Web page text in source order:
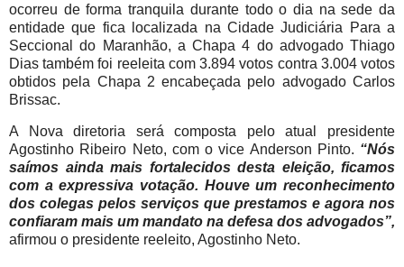
ocorreu de forma tranquila durante todo o dia na sede da
entidade que fica localizada na Cidade Judiciária Para a
Seccional do Maranhão, a Chapa 4 do advogado Thiago
Dias também foi reeleita com 3.894 votos contra 3.004 votos
obtidos pela Chapa 2 encabeçada pelo advogado Carlos
Brissac.
A Nova diretoria será composta pelo atual presidente
Agostinho Ribeiro Neto, com o vice Anderson Pinto. “Nós
saímos ainda mais fortalecidos desta eleição, ficamos
com a expressiva votação. Houve um reconhecimento
dos colegas pelos serviços que prestamos e agora nos
confiaram mais um mandato na defesa dos advogados”,
afirmou o presidente reeleito, Agostinho Neto.